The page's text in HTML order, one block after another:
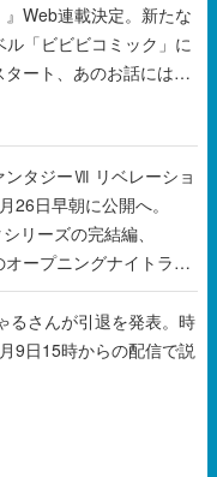
』Web連載決定。新たな
「ビビビコミック」に
タート、あのお話には…
ンタジーⅦ リベレーショ
26日早朝に公開へ。
リーズの完結編、
オープニングナイトライ
の浜口直樹氏が登壇す
るさんが引退を発表。時
9日15時からの配信で説